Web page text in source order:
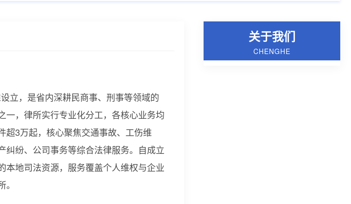
立，是省内深耕民商事、刑事等领域的
一，律所实行专业化分工，各核心业务均
超3万起，核心聚焦交通事故、工伤维
纠纷、公司事务等综合法律服务。自成立
本地司法资源，服务覆盖个人维权与企业
关于我们
CHENGHE